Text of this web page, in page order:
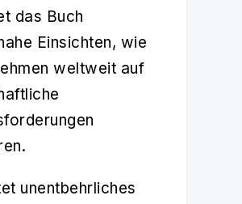
das Buch
Einsichten, wie
weltweit auf
unentbehrliches